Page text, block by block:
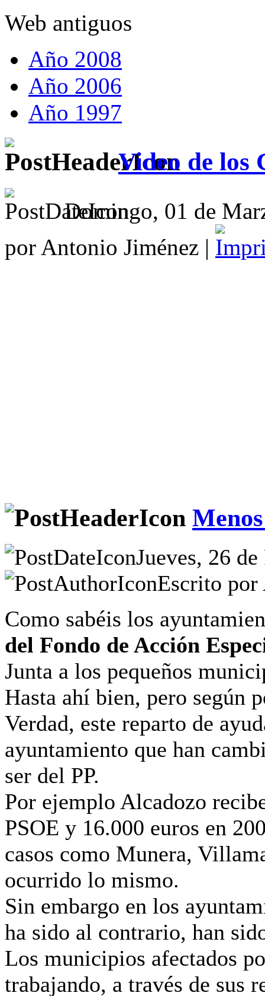
Web antiguos
Año 2008
Año 2006
Año 1997
Video de los
Domingo, 01 de
por Antonio Jiménez |
Jueves, 26
Escrito
Como sabéis los
del Fondo de Acción
Junta a los pequeños
Hasta ahí bien, pero según
Verdad, este reparto de
ayuntamiento que han
ser del PP.
Por ejemplo Alcadozo
PSOE y 16.000 euros en
casos como Munera,
ocurrido lo mismo.
Sin embargo en los
ha sido al contrario, han
Los municipios afectados
trabajando, a través de sus